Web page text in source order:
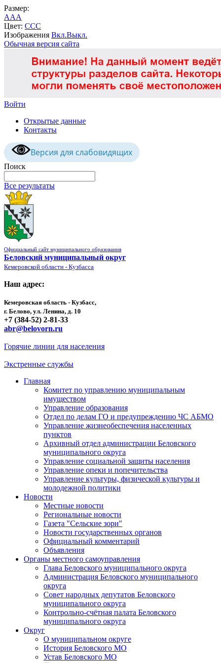
Размер:
AAA
Цвет: CCC
Изображения Вкл.Выкл.
Обычная версия сайта
Войти
Открытые данные
Контакты
Версия для слабовидящих
Поиск
Все результаты
Официальный сайт муниципального образования
Беловский муниципальный округ
Кемеровской области - Кузбасса
Наш адрес:
Кемеровская область - Кузбасс,
г. Белово, ул. Ленина, д. 10
+7 (384-52) 2-81-33
abr@belovorn.ru
Горячие линии для населения
Экстренные службы
Главная
Комитет по управлению муниципальным
имуществом
Управление образования
Отдел по делам ГО и предупреждению ЧС АБМО
Управление жизнеобеспечения населенных
пунктов
Архивный отдел администрации Беловского
муниципального округа
Управление социальной защиты населения
Управление опеки и попечительства
Управление культуры, физической культуры и
молодежной политики
Новости
Местные новости
Региональные новости
Газета "Сельские зори"
Новости государственных органов
Официальный комментарий
Объявления
Органы местного самоуправления
Глава Беловского муниципального округа
Администрация Беловского муниципального
округа
Совет народных депутатов Беловского
муниципального округа
Контрольно-счётная палата Беловского
муниципального округа
Округ
О муниципальном округе
История Беловского МО
Устав Беловского МО